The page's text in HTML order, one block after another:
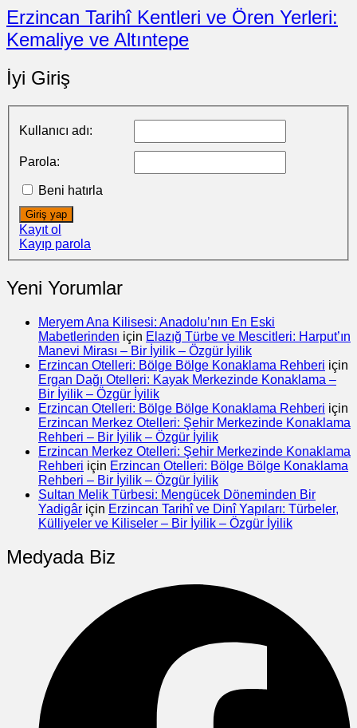
Erzincan Tarihî Kentleri ve Ören Yerleri:
Kemaliye ve Altıntepe
İyi Giriş
Kullanıcı adı:
Parola:
Beni hatırla
Giriş yap
Kayıt ol
Kayıp parola
Yeni Yorumlar
Meryem Ana Kilisesi: Anadolu’nın En Eski
Mabetlerinden için Elazığ Türbe ve Mescitleri: Harput’ın
Manevi Mirası – Bir İyilik – Özgür İyilik
Erzincan Otelleri: Bölge Bölge Konaklama Rehberi için
Ergan Dağı Otelleri: Kayak Merkezinde Konaklama –
Bir İyilik – Özgür İyilik
Erzincan Otelleri: Bölge Bölge Konaklama Rehberi için
Erzincan Merkez Otelleri: Şehir Merkezinde Konaklama
Rehberi – Bir İyilik – Özgür İyilik
Erzincan Merkez Otelleri: Şehir Merkezinde Konaklama
Rehberi için Erzincan Otelleri: Bölge Bölge Konaklama
Rehberi – Bir İyilik – Özgür İyilik
Sultan Melik Türbesi: Mengücek Döneminden Bir
Yadigâr için Erzincan Tarihî ve Dinî Yapıları: Türbeler,
Külliyeler ve Kiliseler – Bir İyilik – Özgür İyilik
Medyada Biz